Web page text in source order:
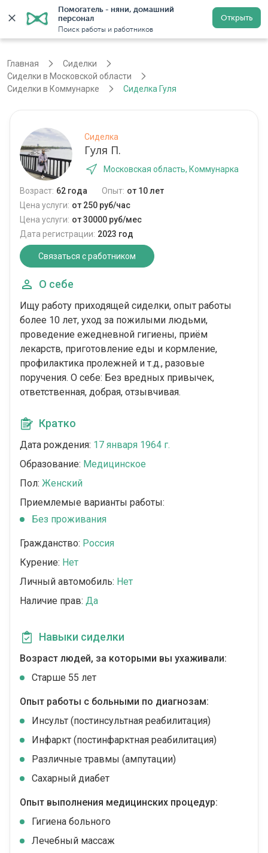
Помогатель - няни, домашний
персонал
Поиск работы и работников
Открыть
Регистрация
Главная
Сиделки
Сиделки в Московской области
Сиделки в Коммунарке
Сиделка Гуля
Сиделка
Гуля П.
Московская область, Коммунарка
Возраст: 62 года Опыт: от 10 лет
Цена услуги: от 250 руб/час
Цена услуги: от 30000 руб/мес
Дата регистрации: 2023 год
Связаться с работником
О себе
Ищу работу приходящей сиделки, опыт работы
более 10 лет, уход за пожилыми людьми,
проведение ежедневной гигиены, приём
лекарств, приготовление еды и кормление,
профилактика пролежней и т.д., разовые
поручения. О себе: Без вредных привычек,
ответственная, добрая, отзывчивая.
Кратко
Дата рождения: 17 января 1964 г.
Образование: Медицинское
Пол: Женский
Приемлемые варианты работы:
Без проживания
Гражданство: Россия
Курение: Нет
Личный автомобиль: Нет
Наличие прав: Да
Навыки сиделки
Возраст людей, за которыми вы ухаживали:
Cтарше 55 лет
Опыт работы с больными по диагнозам:
Инсульт (постинсультная реабилитация)
Инфаркт (постинфарктная реабилитация)
Различные травмы (ампутации)
Сахарный диабет
Опыт выполнения медицинских процедур:
Гигиена больного
Лечебный массаж